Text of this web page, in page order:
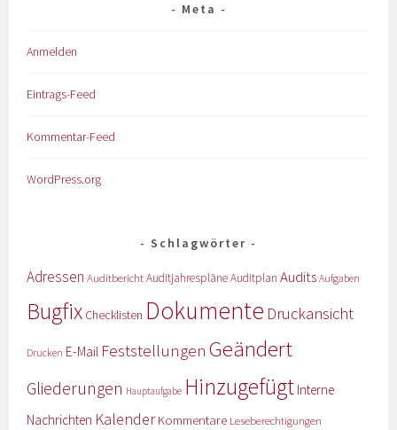
Meta
Anmelden
Eintrags-Feed
Kommentar-Feed
WordPress.org
Schlagwörter
Adressen AuditberichtAuditjahrespläneAuditplan Audits Aufgaben
Bugfix Checklisten Dokumente Druckansicht
Drucken E-Mail Feststellungen Geändert
Gliederungen Hauptaufgabe Hinzugefügt Interne
Nachrichten KalenderKommentare Leseberechtigungen